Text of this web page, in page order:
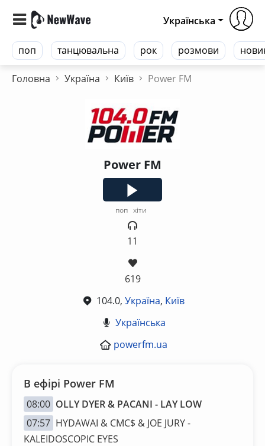
поп танцювальна рок розмови
Українська
Головна Україна Київ Power FM
Power FM
поп хіти
11
619
104.0, Україна, Київ
Українська
powerfm.ua
В ефірі Power FM
08:00 OLLY DYER & PACANI - LAY LOW
07:57 HYDAWAI & CMC$ & JOE JURY -
KALEIDOSCOPIC EYES